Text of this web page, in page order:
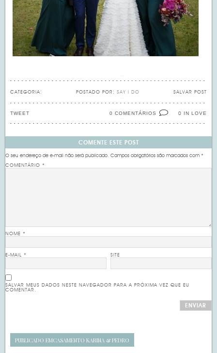
CATEGORIA: SALVAR POST
POSTADO POR: SAY I DO
0 IN LOVE
0 COMENTÁRIOS
TWEET
COMENTE ESTE POST
O seu endereço de e-mail não será publicado. Campos obrigatórios são marcados com*
COMENTÁRIO*
NOME*
E-MAIL* SITE
SALVAR MEUS DADOS NESTE NAVEGADOR PARA A PRÓXIMA VEZ QUE EU
COMENTAR.
PUBLICADO EMCASAMENTO KARINA & PEDRO